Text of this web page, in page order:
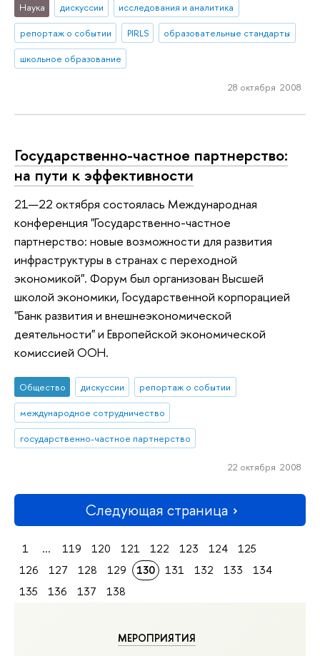
МЕРОПРИЯТИЯ
Наука дискуссии
исследования и аналитика
репортаж о событии
PIRLS
образовательные стандарты
школьное образование
28 октября 2008
Государственно-частное партнерство:
на пути к эффективности
21—22 октября состоялась Международная
конференция "Государственно-частное
партнерство: новые возможности для развития
инфраструктуры в странах с переходной
экономикой". Форум был организован Высшей
школой экономики, Государственной корпорацией
"Банк развития и внешнеэкономической
деятельности" и Европейской экономической
комиссией ООН.
Общество дискуссии
репортаж о событии
международное сотрудничество
государственно-частное партнерство
22 октября 2008
Следующая страница
1 ... 119 120 121 122 123 124
125
126
127 128 129 130 131 132 133
134
135
136 137 138